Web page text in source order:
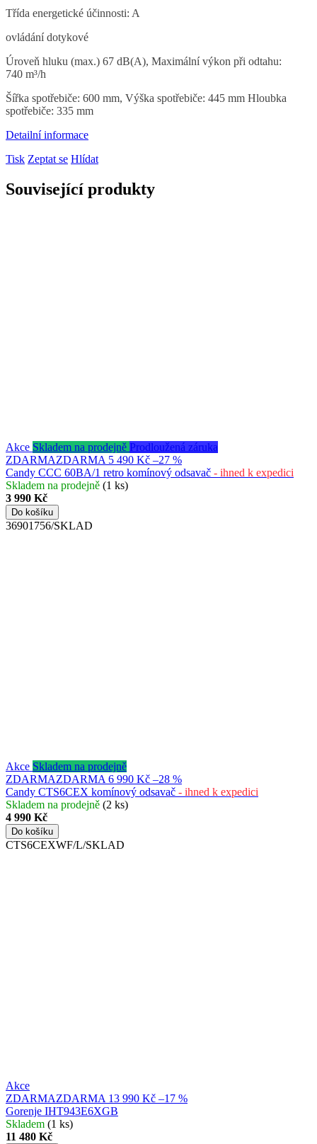
Třída energetické účinnosti: A
ovládání dotykové
Úroveň hluku (max.) 67 dB(A), Maximální výkon při odtahu:
740 m³/h
Šířka spotřebiče: 600 mm, Výška spotřebiče: 445 mm Hloubka
spotřebiče: 335 mm
Detailní informace
Tisk Zeptat se Hlídat
Související produkty
Akce Skladem na prodejně Prodloužená záruka
ZDARMAZDARMA 5 490 Kč –27 %
Candy CCC 60BA/1 retro komínový odsavač - ihned k expedici
Skladem na prodejně (1 ks)
3 990 Kč
Do košíku
36901756/SKLAD
Akce Skladem na prodejně
ZDARMAZDARMA 6 990 Kč –28 %
Candy CTS6CEX komínový odsavač - ihned k expedici
Skladem na prodejně (2 ks)
4 990 Kč
Do košíku
CTS6CEXWF/L/SKLAD
Akce
ZDARMAZDARMA 13 990 Kč –17 %
Gorenje IHT943E6XGB
Skladem (1 ks)
11 480 Kč